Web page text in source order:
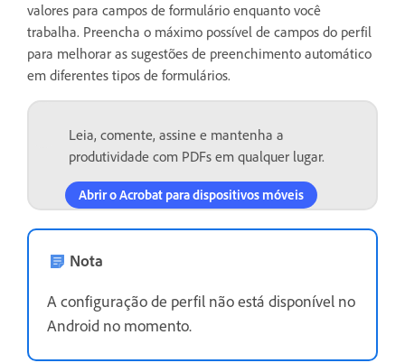
valores para campos de formulário enquanto você
trabalha. Preencha o máximo possível de campos do perfil
para melhorar as sugestões de preenchimento automático
em diferentes tipos de formulários.
Leia, comente, assine e mantenha a
produtividade com PDFs em qualquer lugar.
Abrir o Acrobat para dispositivos móveis
Nota
A configuração de perfil não está disponível no
Android no momento.